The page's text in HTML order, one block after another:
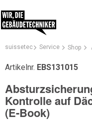
suissetec Service Shop
Artikelnr. EBS131015
Kontrolle auf
(E-Book)